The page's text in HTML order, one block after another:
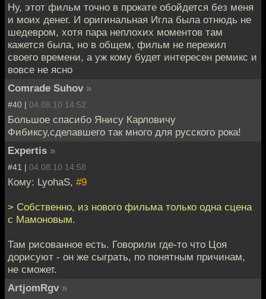
Ну, этот фильм точно в прокате обойдется без меня
и моих денег. И оригинальная Игла была отнюдь не
шедевром, хотя пара неплохих моментов там
кажется была, но в общем, фильм не пережил
своего времени, а уж кому будет интересен ремикс и
вовсе не ясно
Comrade Suhov »
#40 | 04.08.10 14:52
Большое спасибо Янису Карловичу
Фибиксу,сделавшего так много для русского рока!
Expertis »
#41 | 04.08.10 14:58
Кому: LyohaS, #9
> Собственно, из нового фильма только одна сцена
с Мамоновым.
Там рисованное есть. Говорили где-то что Цоя
дорисуют - он же сыграть, по понятным причинам,
не сможет.
ArtjomRgv »